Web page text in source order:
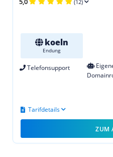
(12)
koeln
Endung
Telefonsupport
Tarifdetails
ZUM